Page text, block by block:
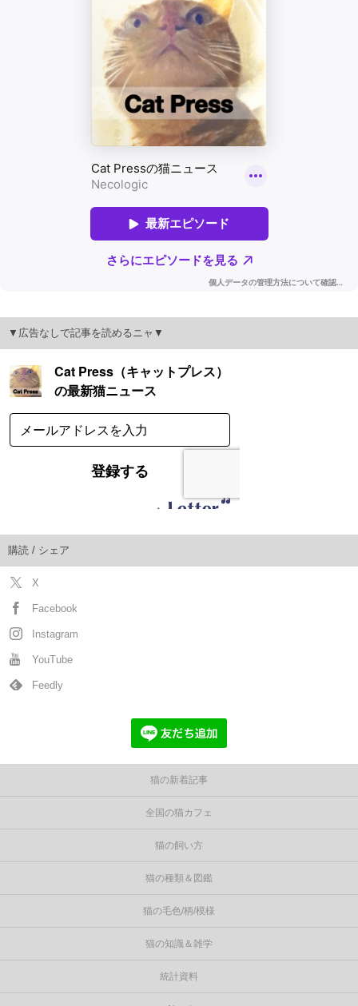
▼広告なしで記事を読めるニャ▼
購読 / シェア
X
Facebook
Instagram
YouTube
Feedly
猫の新着記事
全国の猫カフェ
猫の飼い方
猫の種類＆図鑑
猫の毛色/柄/模様
猫の知識＆雑学
統計資料